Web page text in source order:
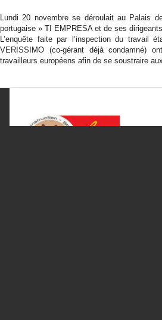
Lundi 20 novembre se déroulait au Palais
portugaise » TI EMPRESA et de ses
L’enquête faite par l’inspection du travail
VERISSIMO (co-gérant déjà condamné)
travailleurs européens afin de se soustraire